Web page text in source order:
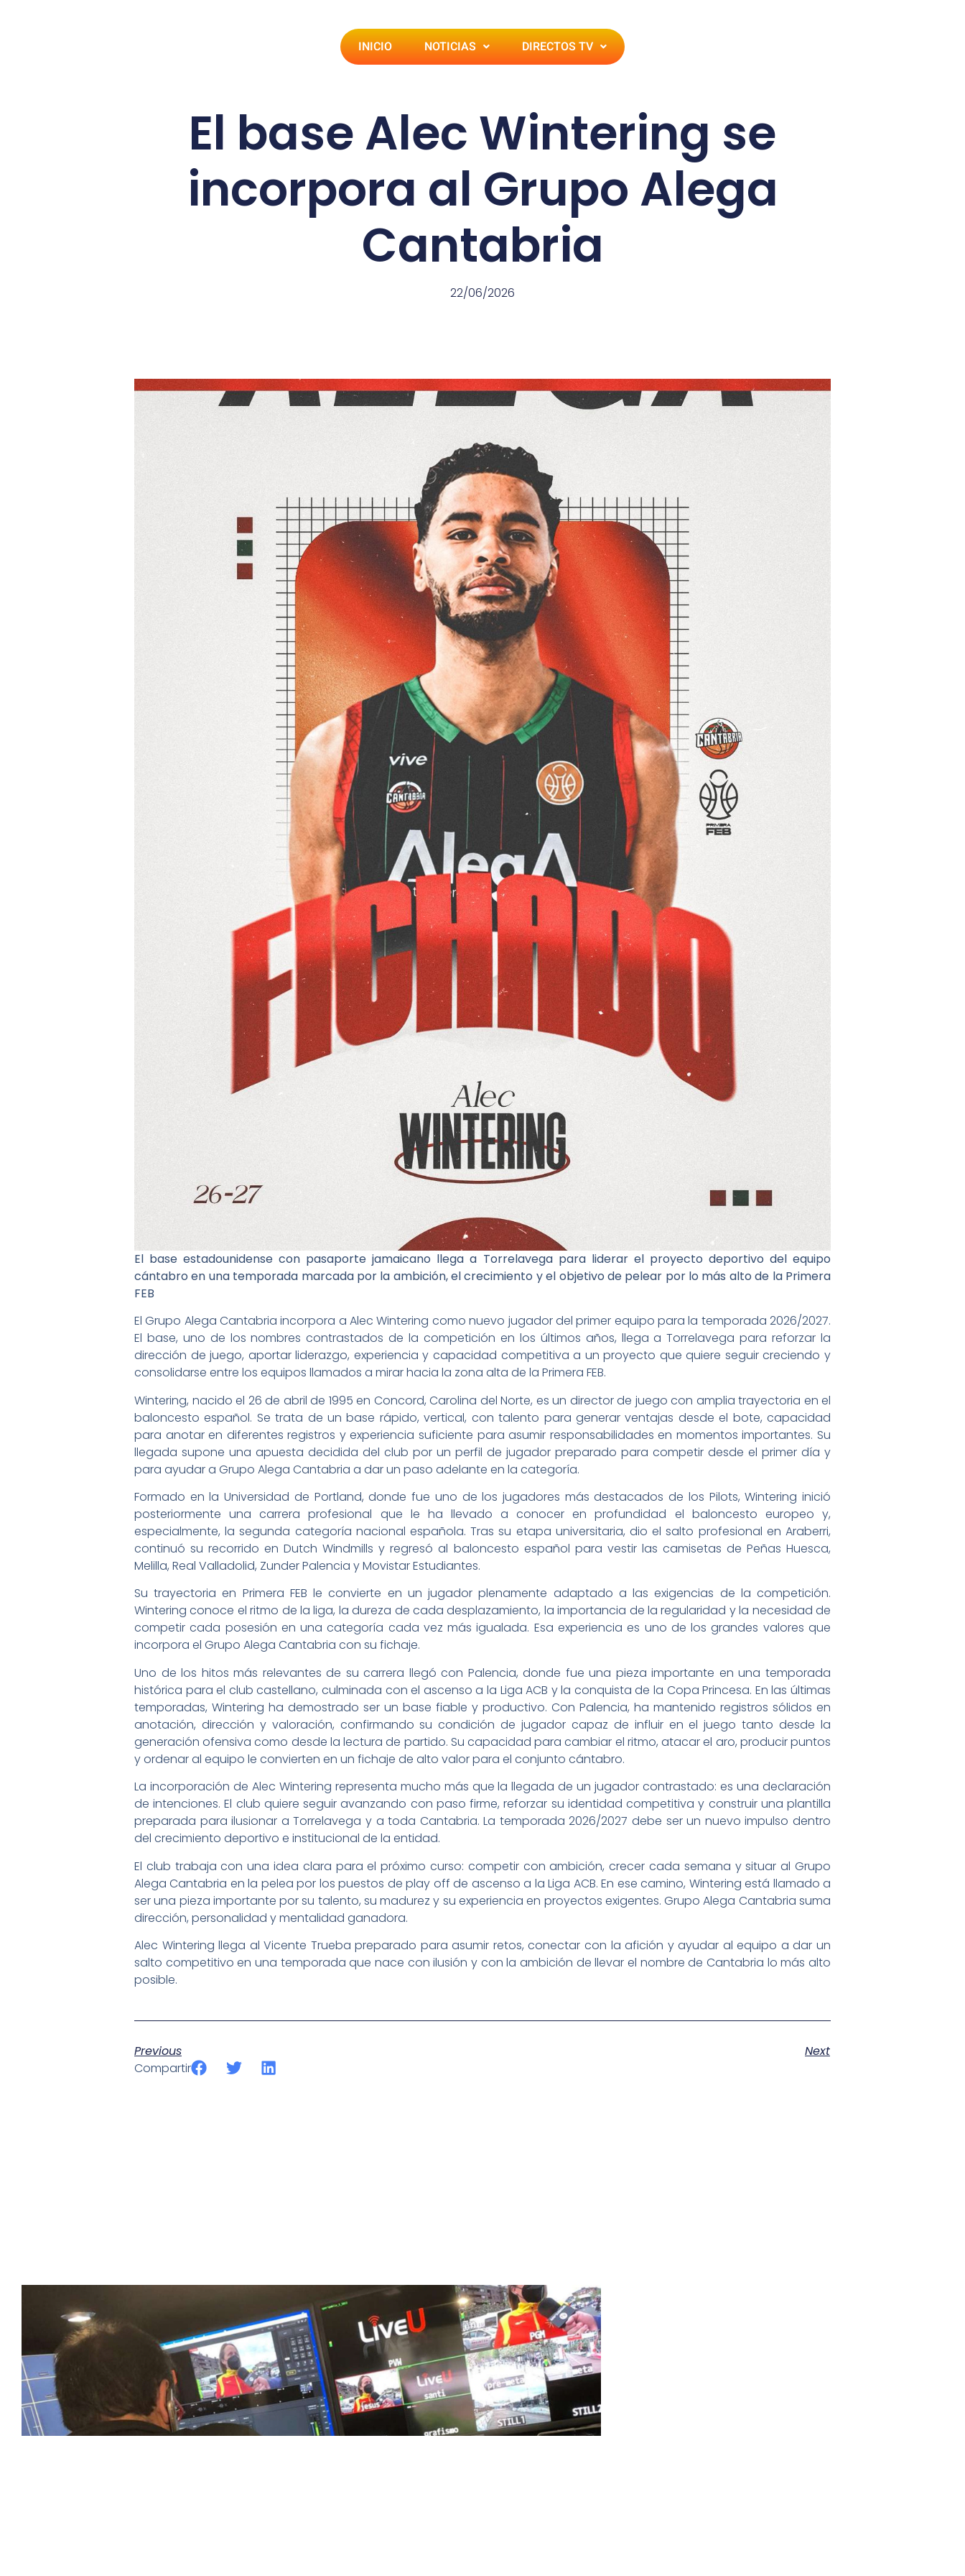
INICIO NOTICIAS DIRECTOS TV
El base Alec Wintering se
incorpora al Grupo Alega
Cantabria
22/06/2026
El base estadounidense con pasaporte jamaicano llega a Torrelavega para liderar el proyecto deportivo del equipo
cántabro en una temporada marcada por la ambición, el crecimiento y el objetivo de pelear por lo más alto de la Primera
FEB
El Grupo Alega Cantabria incorpora a Alec Wintering como nuevo jugador del primer equipo para la temporada 2026/2027.
El base, uno de los nombres contrastados de la competición en los últimos años, llega a Torrelavega para reforzar la
dirección de juego, aportar liderazgo, experiencia y capacidad competitiva a un proyecto que quiere seguir creciendo y
consolidarse entre los equipos llamados a mirar hacia la zona alta de la Primera FEB.
Wintering, nacido el 26 de abril de 1995 en Concord, Carolina del Norte, es un director de juego con amplia trayectoria en el
baloncesto español. Se trata de un base rápido, vertical, con talento para generar ventajas desde el bote, capacidad
para anotar en diferentes registros y experiencia suficiente para asumir responsabilidades en momentos importantes. Su
llegada supone una apuesta decidida del club por un perfil de jugador preparado para competir desde el primer día y
para ayudar a Grupo Alega Cantabria a dar un paso adelante en la categoría.
Formado en la Universidad de Portland, donde fue uno de los jugadores más destacados de los Pilots, Wintering inició
posteriormente una carrera profesional que le ha llevado a conocer en profundidad el baloncesto europeo y,
especialmente, la segunda categoría nacional española. Tras su etapa universitaria, dio el salto profesional en Araberri,
continuó su recorrido en Dutch Windmills y regresó al baloncesto español para vestir las camisetas de Peñas Huesca,
Melilla, Real Valladolid, Zunder Palencia y Movistar Estudiantes.
Su trayectoria en Primera FEB le convierte en un jugador plenamente adaptado a las exigencias de la competición.
Wintering conoce el ritmo de la liga, la dureza de cada desplazamiento, la importancia de la regularidad y la necesidad de
competir cada posesión en una categoría cada vez más igualada. Esa experiencia es uno de los grandes valores que
incorpora el Grupo Alega Cantabria con su fichaje.
Uno de los hitos más relevantes de su carrera llegó con Palencia, donde fue una pieza importante en una temporada
histórica para el club castellano, culminada con el ascenso a la Liga ACB y la conquista de la Copa Princesa. En las últimas
temporadas, Wintering ha demostrado ser un base fiable y productivo. Con Palencia, ha mantenido registros sólidos en
anotación, dirección y valoración, confirmando su condición de jugador capaz de influir en el juego tanto desde la
generación ofensiva como desde la lectura de partido. Su capacidad para cambiar el ritmo, atacar el aro, producir puntos
y ordenar al equipo le convierten en un fichaje de alto valor para el conjunto cántabro.
La incorporación de Alec Wintering representa mucho más que la llegada de un jugador contrastado: es una declaración
de intenciones. El club quiere seguir avanzando con paso firme, reforzar su identidad competitiva y construir una plantilla
preparada para ilusionar a Torrelavega y a toda Cantabria. La temporada 2026/2027 debe ser un nuevo impulso dentro
del crecimiento deportivo e institucional de la entidad.
El club trabaja con una idea clara para el próximo curso: competir con ambición, crecer cada semana y situar al Grupo
Alega Cantabria en la pelea por los puestos de play off de ascenso a la Liga ACB. En ese camino, Wintering está llamado a
ser una pieza importante por su talento, su madurez y su experiencia en proyectos exigentes. Grupo Alega Cantabria suma
dirección, personalidad y mentalidad ganadora.
Alec Wintering llega al Vicente Trueba preparado para asumir retos, conectar con la afición y ayudar al equipo a dar un
salto competitivo en una temporada que nace con ilusión y con la ambición de llevar el nombre de Cantabria lo más alto
posible.
Previous
Next
Compartir